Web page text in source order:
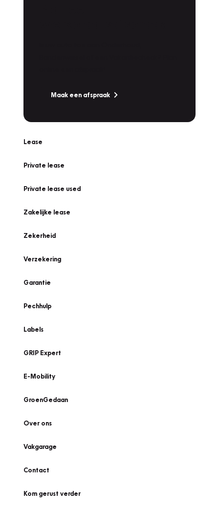
Maak een afspraak
Lease
Private lease
Private lease used
Zakelijke lease
Zekerheid
Verzekering
Garantie
Pechhulp
Labels
GRIP Expert
E-Mobility
GroenGedaan
Over ons
Vakgarage
Contact
Kom gerust verder